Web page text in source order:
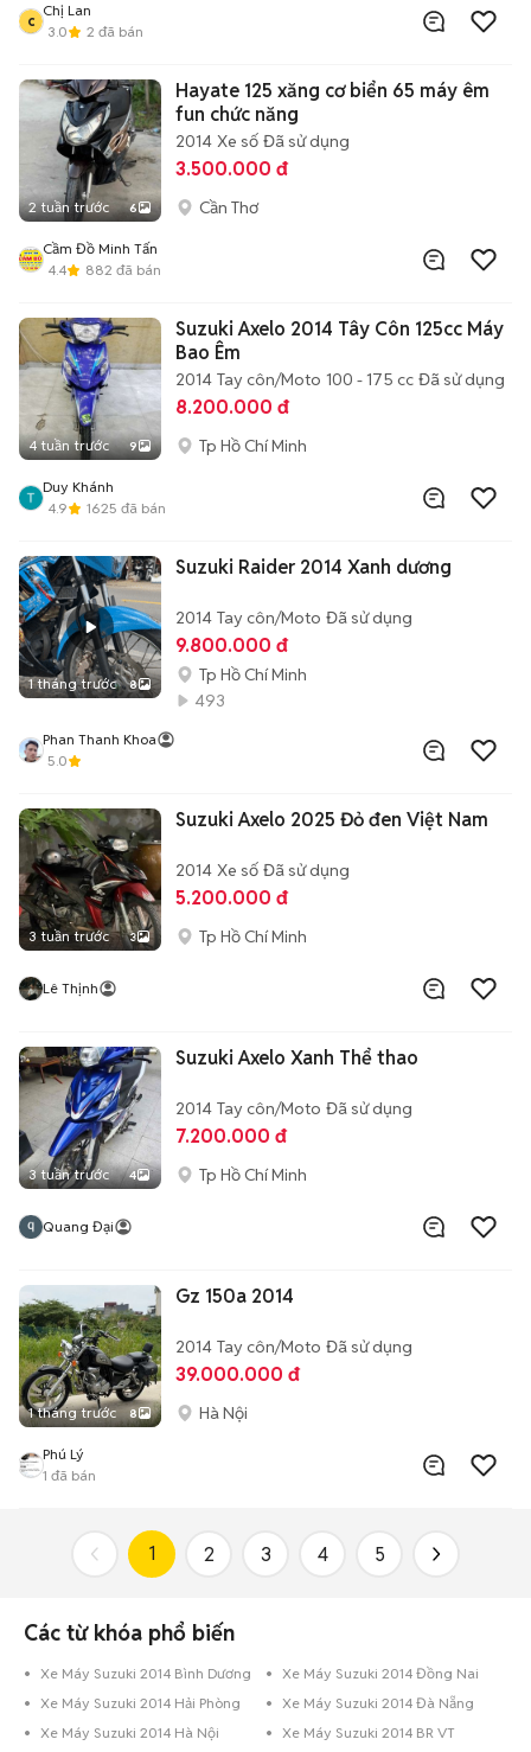
c
Chị Lan
3.0
2 đã bán
2 tuần trước 6
Hayate 125 xăng cơ biển 65 máy êm
fun chức năng
2014 Xe số Đã sử dụng
3.500.000 đ
Cần Thơ
Cầm Đồ Minh Tấn
4.4
882 đã bán
4 tuần trước 9
Suzuki Axelo 2014 Tây Côn 125cc Máy
Bao Êm
2014 Tay côn/Moto 100 - 175 cc Đã sử dụng
8.200.000 đ
Tp Hồ Chí Minh
Duy Khánh
4.9
1625 đã bán
1 tháng trước 8
Suzuki Raider 2014 Xanh dương
2014 Tay côn/Moto Đã sử dụng
9.800.000 đ
Tp Hồ Chí Minh
493
Phan Thanh Khoa
5.0
3 tuần trước 3
Suzuki Axelo 2025 Đỏ đen Việt Nam
2014 Xe số Đã sử dụng
5.200.000 đ
Tp Hồ Chí Minh
Lê Thịnh
3 tuần trước 4
Suzuki Axelo Xanh Thể thao
2014 Tay côn/Moto Đã sử dụng
7.200.000 đ
Tp Hồ Chí Minh
Quang Đại
1 tháng trước 8
Gz 150a 2014
2014 Tay côn/Moto Đã sử dụng
39.000.000 đ
Hà Nội
Phú Lý
1 đã bán
1 2 3 4 5
Các từ khóa phổ biến
Xe Máy Suzuki 2014 Bình Dương
Xe Máy Suzuki 2014 Đồng Nai
Xe Máy Suzuki 2014 Hải Phòng
Xe Máy Suzuki 2014 Đà Nẵng
Xe Máy Suzuki 2014 Hà Nội
Xe Máy Suzuki 2014 BR VT